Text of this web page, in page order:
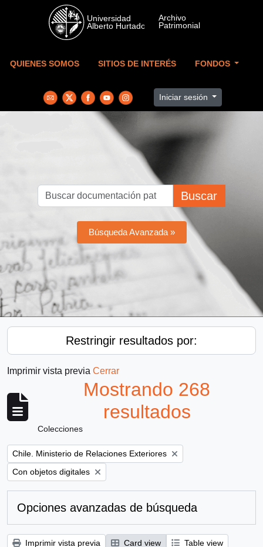
Skip to main content
QUIENES SOMOS SITIOS DE INTERÉS FONDOS
Iniciar sesión
Buscar
Búsqueda Avanzada »
Restringir resultados por:
Imprimir vista previa Cerrar
Mostrando 268
resultados
Colecciones
Remove filter:
Chile. Ministerio de Relaciones Exteriores
Remove filter:
Con objetos digitales
Opciones avanzadas de búsqueda
Imprimir vista previa Card view
Table view